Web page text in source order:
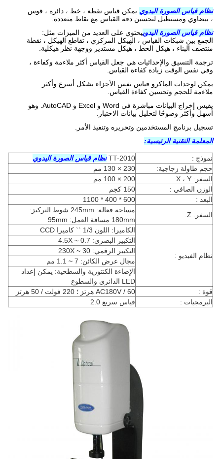
نظام قياس الصورة اليدوي يمكن قياس نقطة ، خط ، دائرة ، قوس
، بيضاوي ومستطيل لتحسين دقة القياس مع نقاط متعددة.
نظام قياس الصورة اليدوييحتوي على العديد من الميزات مثل:
الجمع بين شبكات القياس ، الهيكل المركزي ، تقاطع الهيكل ، نقطة
منتصف البناء ، هيكل الخط ، هيكل مستدير ووجهة نظر هيكلية.
ترجمة التنسيق والإحداثيات هي جعل القياس أكثر ملاءمة وكفاءة ،
وفي نفس الوقت زيادة كفاءة القياس.
يمكن لوحدات الماكرو قياس نفس الأجزاء بشكل أسرع وأكثر
ملاءمة للحجم وتحسين كفاءة القياس.
يقيس إخراج البيانات مباشرة في Word و Excel و AutoCAD. وهو
أسهل وأكثر وضوحًا لتحليل بيانات الاختبار.
تسجيل برنامج المستخدمين وتحريره وتنفيذ الأمر.
المعلمة التقنية الرئيسية:
نموذج : TT-2010 نظام قياس الصورة اليدوي
حجم طاولة زجاجية:
230 × 130 مم
السفر: X ، Y:
200 × 100 مم
الوزن الصافي :
150 كجم
البعد :
600 * 400 * 1100
السفر: Z:
مساحة فعالة: 245mm شوط التركيز:
180mm مسافة العمل: 95mm
نظام الفيديو :
الكاميرا: اللون 1/3 `` كاميرا CCD
التكبير البصري: 0.7 ~ 4.5X
التكبير الرقمي: 30 ~ 230X
مجال عرض الكائن: 7 ~ 1.1 مم
الإضاءة الكنتورية والسطحية: يمكن إعداد
LED الدائري والسطوع
قوة :
AC180V / 60 هرتز ؛ 220 فولت / 50 هرتز
البرمجيات :
قياس سريع 2.0